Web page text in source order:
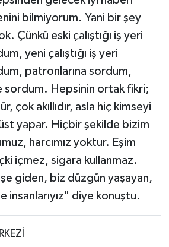
bilmiyorum. Yani bir şey
Çünkü eski çalıştığı iş yeri
yeni çalıştığı iş yeri
patronlarına sordum,
sordum. Hepsinin ortak fikri;
çok akıllıdır, asla hiç kimseyi
yapar. Hiçbir şekilde bizim
harcımız yoktur. Eşim
içmez, sigara kullanmaz.
giden, biz düzgün yaşayan,
insanlarıyız" diye konuştu.